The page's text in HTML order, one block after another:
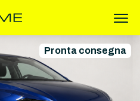
Pronta consegna